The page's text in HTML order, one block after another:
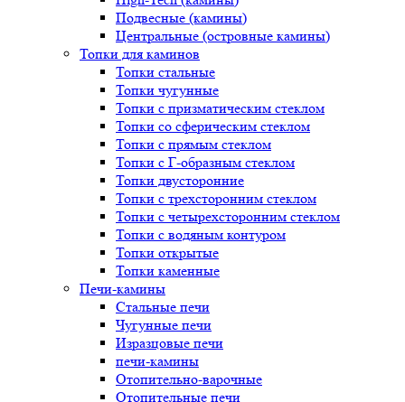
Подвесные (камины)
Центральные (островные камины)
Топки для каминов
Топки стальные
Топки чугунные
Топки с призматическим стеклом
Топки со сферическим стеклом
Топки с прямым стеклом
Топки с Г-образным стеклом
Топки двусторонние
Топки с трехсторонним стеклом
Топки с четырехсторонним стеклом
Топки с водяным контуром
Топки открытые
Топки каменные
Печи-камины
Стальные печи
Чугунные печи
Изразцовые печи
печи-камины
Отопительно-варочные
Отопительные печи